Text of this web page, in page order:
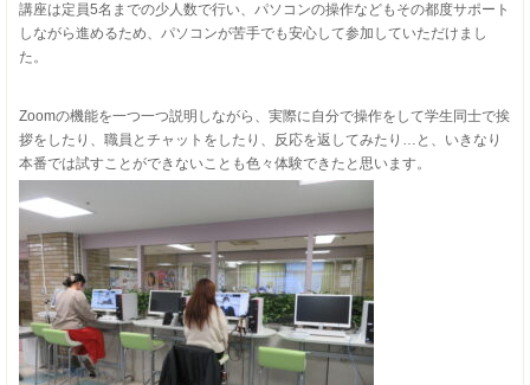
講座は定員5名までの少人数で行い、パソコンの操作などもその都度サポート
しながら進めるため、パソコンが苦手でも安心して参加していただけまし
た。
Zoomの機能を一つ一つ説明しながら、実際に自分で操作をして学生同士で挨
拶をしたり、職員とチャットをしたり、反応を返してみたり…と、いきなり
本番では試すことができないことも色々体験できたと思います。